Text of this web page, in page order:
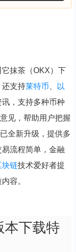
抹茶（OKX）下
还支持莱特币
以
，支持多种币种
见，帮助用户把握
已全新升级，提供多
流程简单，金融
块链技术爱好者提
容。
本下载特